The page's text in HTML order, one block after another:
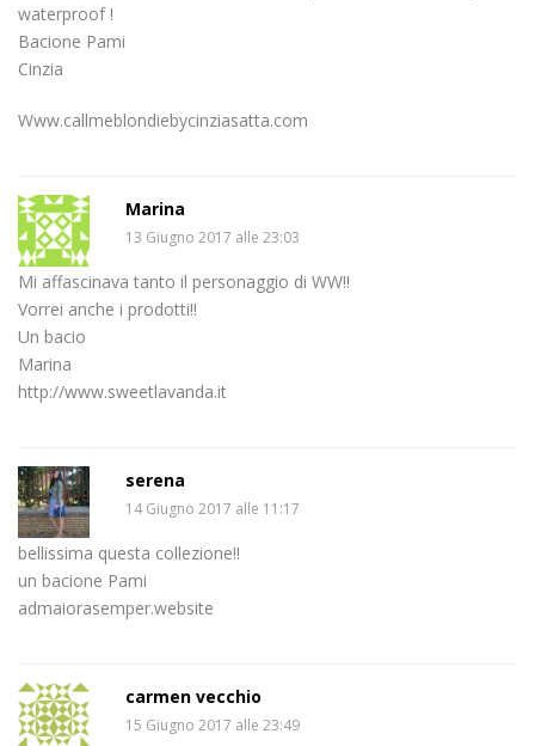
waterproof !
Bacione Pami
Cinzia
Www.callmeblondiebycinziasatta.com
Marina
13 Giugno 2017 alle 23:03
Mi affascinava tanto il personaggio di WW!!
Vorrei anche i prodotti!!
Un bacio
Marina
http://www.sweetlavanda.it
serena
14 Giugno 2017 alle 11:17
bellissima questa collezione!!
un bacione Pami
admaiorasemper.website
carmen vecchio
15 Giugno 2017 alle 23:49